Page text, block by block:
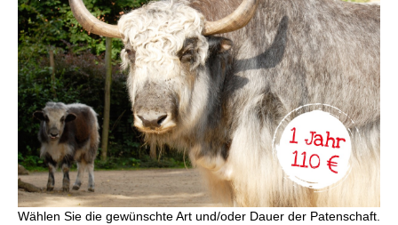
Wählen Sie die gewünschte Art und/oder Dauer der Patenschaft.